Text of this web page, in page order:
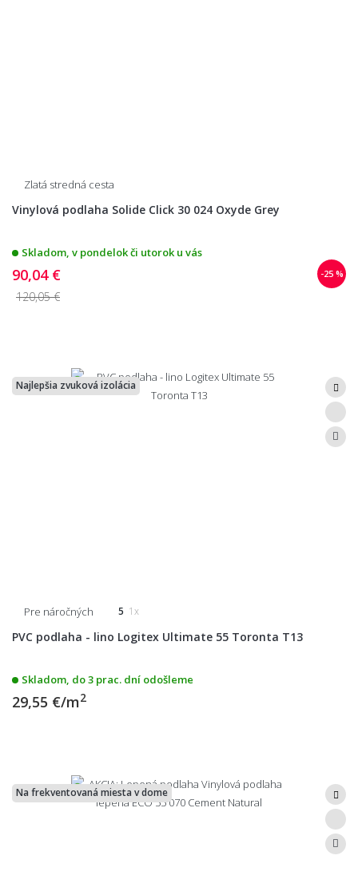
Zlatá stredná cesta
Vinylová podlaha Solide Click 30 024 Oxyde Grey
Skladom, v pondelok či utorok u vás
-25 %
90,04 €
120,05 €
Najlepšia zvuková izolácia
Pre náročných 5 1x
PVC podlaha - lino Logitex Ultimate 55 Toronta T13
Skladom, do 3 prac. dní odošleme
29,55 €/m2
Na frekventovaná miesta v dome